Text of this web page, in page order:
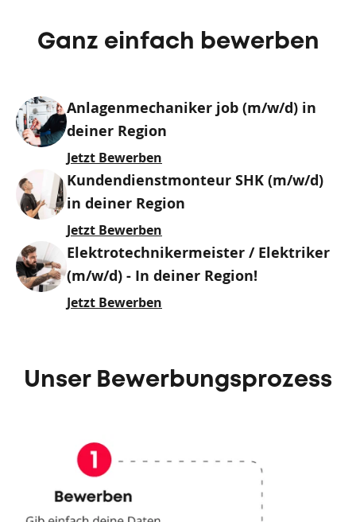
Ganz einfach bewerben
Anlagenmechaniker job (m/w/d) in
deiner Region
Jetzt Bewerben
Kundendienstmonteur SHK (m/w/d)
in deiner Region
Jetzt Bewerben
Elektrotechnikermeister / Elektriker
(m/w/d) - In deiner Region!
Jetzt Bewerben
Unser Bewerbungsprozess